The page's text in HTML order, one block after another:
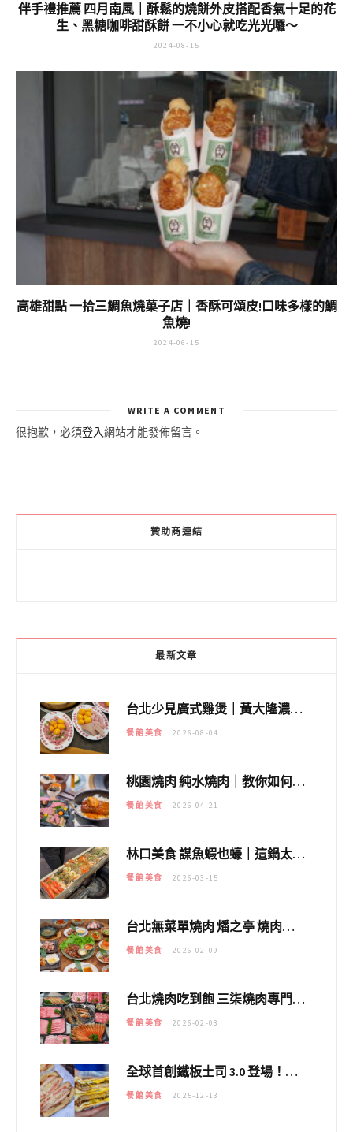
伴手禮推薦 四月南風｜酥鬆的燒餅外皮搭配香氣十足的花
生、黑糖咖啡甜酥餅 一不小心就吃光光囉～
2024-08-15
高雄甜點 一拾三鯛魚燒菓子店｜香酥可頌皮!口味多樣的鯛
魚燒!
2024-06-15
WRITE A COMMENT
很抱歉，必須登入網站才能發佈留言。
贊助商連結
最新文章
台北少見廣式雞煲｜黃大隆濃郁煲湯：經典提燈與溫體雞肉，熬夜修仙不如來喝湯！
餐館美食 2026-08-04
桃園燒肉 純水燒肉｜教你如何優惠吃日本A5和牛各種部位，私房菜誠意吃好吃滿
餐館美食 2026-04-21
林口美食 謀魚蝦也蠔｜這鍋太狂！「蟹老闆派對鍋」10多種海鮮浮誇上桌，壽星再送生食摩天輪！
餐館美食 2026-03-15
台北無菜單燒肉 燔之亭 燒肉場｜延吉街的 $980個人無菜單「雞」料理～
餐館美食 2026-02-09
台北燒肉吃到飽 三柒燒肉專門店｜日本A5和牛×龍蝦蟹腳雙拼，海陸霸氣開吃！
餐館美食 2026-02-08
全球首創鐵板土司 3.0 登場！扶旺號的全新高度 ｜漢堡換成鐵板土司，把台式靈魂塞得滿滿的！！
餐館美食 2025-12-13